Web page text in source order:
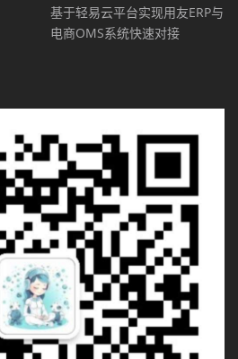
基于轻易云平台实现用友ERP与
电商OMS系统快速对接